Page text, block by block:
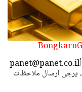
panet@panet.co.ilاستعمال المضامين بموجب بند 27 أ
لقانون الحقوق الأدبية لسنة 2007، يرجى ارسال ملاحظات